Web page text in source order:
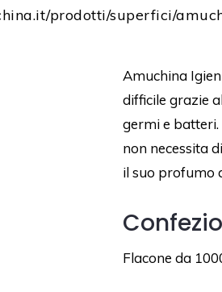
prodotti/superfici/
Amuchina
difficile grazie
germi e batteri.
non necessita
il suo profumo
Flacone da